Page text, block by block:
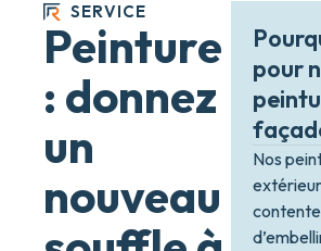
SERVICE
Peinture
: donnez
un
nouveau
pour
Nos